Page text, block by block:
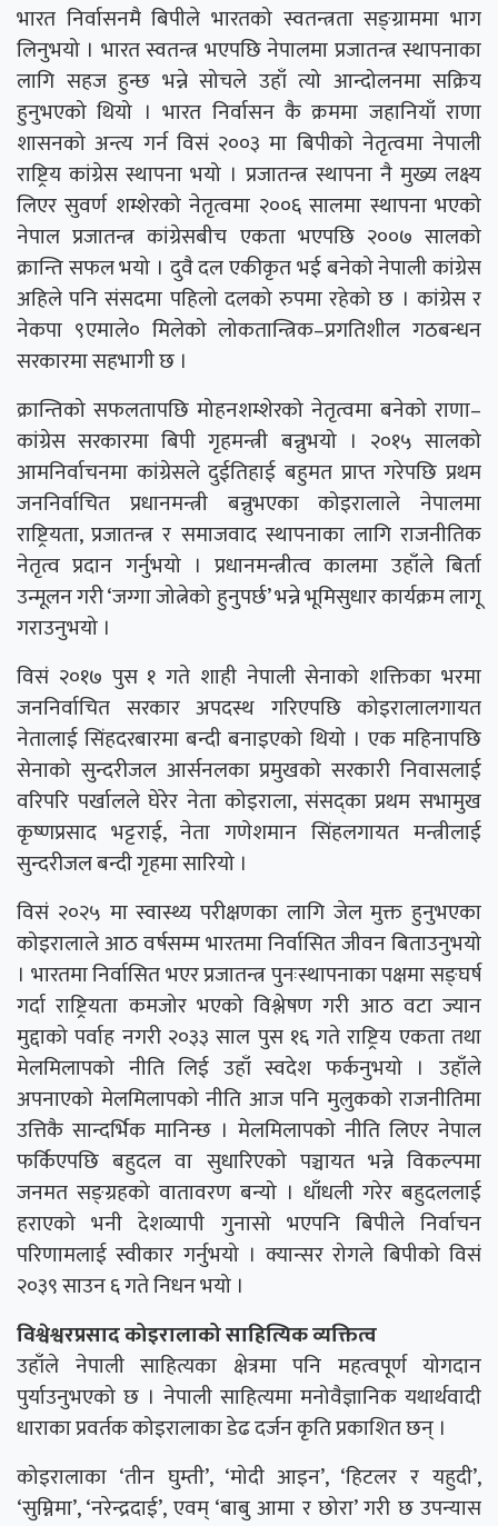
भारत निर्वासनमै बिपीले भारतको स्वतन्त्रता सङ्ग्राममा भाग
लिनुभयो । भारत स्वतन्त्र भएपछि नेपालमा प्रजातन्त्र स्थापनाका
लागि सहज हुन्छ भन्ने सोचले उहाँ त्यो आन्दोलनमा सक्रिय
हुनुभएको थियो । भारत निर्वासन कै क्रममा जहानियाँ राणा
शासनको अन्त्य गर्न विसं २००३ मा बिपीको नेतृत्वमा नेपाली
राष्ट्रिय कांग्रेस स्थापना भयो । प्रजातन्त्र स्थापना नै मुख्य लक्ष्य
लिएर सुवर्ण शम्शेरको नेतृत्वमा २००६ सालमा स्थापना भएको
नेपाल प्रजातन्त्र कांग्रेसबीच एकता भएपछि २००७ सालको
क्रान्ति सफल भयो । दुवै दल एकीकृत भई बनेको नेपाली कांग्रेस
अहिले पनि संसदमा पहिलो दलको रुपमा रहेको छ । कांग्रेस र
नेकपा ९एमाले० मिलेको लोकतान्त्रिक–प्रगतिशील गठबन्धन
सरकारमा सहभागी छ ।
क्रान्तिको सफलतापछि मोहनशम्शेरको नेतृत्वमा बनेको राणा–
कांग्रेस सरकारमा बिपी गृहमन्त्री बन्नुभयो । २०१५ सालको
आमनिर्वाचनमा कांग्रेसले दुईतिहाई बहुमत प्राप्त गरेपछि प्रथम
जननिर्वाचित प्रधानमन्त्री बन्नुभएका कोइरालाले नेपालमा
राष्ट्रियता, प्रजातन्त्र र समाजवाद स्थापनाका लागि राजनीतिक
नेतृत्व प्रदान गर्नुभयो । प्रधानमन्त्रीत्व कालमा उहाँले बिर्ता
उन्मूलन गरी ‘जग्गा जोत्नेको हुनुपर्छ’ भन्ने भूमिसुधार कार्यक्रम लागू
गराउनुभयो ।
विसं २०१७ पुस १ गते शाही नेपाली सेनाको शक्तिका भरमा
जननिर्वाचित सरकार अपदस्थ गरिएपछि कोइरालालगायत
नेतालाई सिंहदरबारमा बन्दी बनाइएको थियो । एक महिनापछि
सेनाको सुन्दरीजल आर्सनलका प्रमुखको सरकारी निवासलाई
वरिपरि पर्खालले घेरेर नेता कोइराला, संसद्का प्रथम सभामुख
कृष्णप्रसाद भट्टराई, नेता गणेशमान सिंहलगायत मन्त्रीलाई
सुन्दरीजल बन्दी गृहमा सारियो ।
विसं २०२५ मा स्वास्थ्य परीक्षणका लागि जेल मुक्त हुनुभएका
कोइरालाले आठ वर्षसम्म भारतमा निर्वासित जीवन बिताउनुभयो
। भारतमा निर्वासित भएर प्रजातन्त्र पुनःस्थापनाका पक्षमा सङ्घर्ष
गर्दा राष्ट्रियता कमजोर भएको विश्लेषण गरी आठ वटा ज्यान
मुद्दाको पर्वाह नगरी २०३३ साल पुस १६ गते राष्ट्रिय एकता तथा
मेलमिलापको नीति लिई उहाँ स्वदेश फर्कनुभयो । उहाँले
अपनाएको मेलमिलापको नीति आज पनि मुलुकको राजनीतिमा
उत्तिकै सान्दर्भिक मानिन्छ । मेलमिलापको नीति लिएर नेपाल
फर्किएपछि बहुदल वा सुधारिएको पञ्चायत भन्ने विकल्पमा
जनमत सङ्ग्रहको वातावरण बन्यो । धाँधली गरेर बहुदललाई
हराएको भनी देशव्यापी गुनासो भएपनि बिपीले निर्वाचन
परिणामलाई स्वीकार गर्नुभयो । क्यान्सर रोगले बिपीको विसं
२०३९ साउन ६ गते निधन भयो ।
विश्वेश्वरप्रसाद कोइरालाको साहित्यिक व्यक्तित्व
उहाँले नेपाली साहित्यका क्षेत्रमा पनि महत्वपूर्ण योगदान
पुर्याउनुभएको छ । नेपाली साहित्यमा मनोवैज्ञानिक यथार्थवादी
धाराका प्रवर्तक कोइरालाका डेढ दर्जन कृति प्रकाशित छन् ।
कोइरालाका ‘तीन घुम्ती’, ‘मोदी आइन’, ‘हिटलर र यहुदी’,
‘सुम्निमा’, ‘नरेन्द्रदाई’, एवम् ‘बाबु आमा र छोरा’ गरी छ उपन्यास